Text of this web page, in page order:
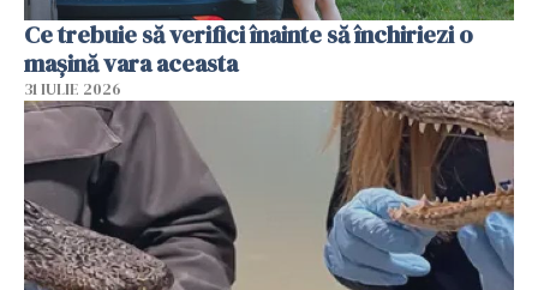
Ce trebuie să verifici înainte să închiriezi o
mașină vara aceasta
31 IULIE 2026